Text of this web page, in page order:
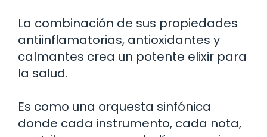
La combinación de sus propiedades
antiinflamatorias, antioxidantes y
calmantes crea un potente elixir para
la salud.
Es como una orquesta sinfónica
donde cada instrumento, cada nota,